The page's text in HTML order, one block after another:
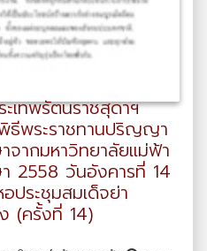
เทพรัตนราชสุดาฯ
ธีพระราชทานปริญญา
จากมหาวิทยาลัยแม่ฟ้า
2558 วันอังคารที่ 14
ระชุมสมเด็จย่า
(ครั้งที่ 14)